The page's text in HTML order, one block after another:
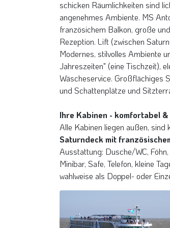
Budapest im Herbst
nächtliches Bratislava in der
Dürnstein an der Donau in der
Österreich
©Jakob Winter - stock.adobe.com
schicken Räumlichkeiten sind
angenehmes Ambiente. MS
französichem Balkon, große
Rezeption. Lift (zwischen
Modernes, stilvolles Ambiente
Jahreszeiten" (eine Tischzeit),
Wäscheservice. Großflächiges
und Schattenplätze und
Ihre Kabinen - komfortabel
Alle Kabinen liegen außen,
Saturndeck mit
Ausstattung: Dusche/WC,
Minibar, Safe, Telefon, kleine
wahlweise als Doppel- oder